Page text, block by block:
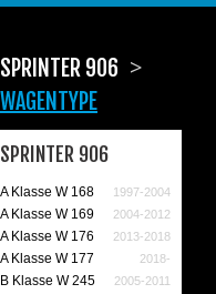
SPRINTER 906 >
WAGENTYPE
SPRINTER 906
A Klasse W 168 1997-2004
A Klasse W 169 2004-2012
A Klasse W 176 2013-2018
A Klasse W 177 2018-
B Klasse W 245 2005-2011